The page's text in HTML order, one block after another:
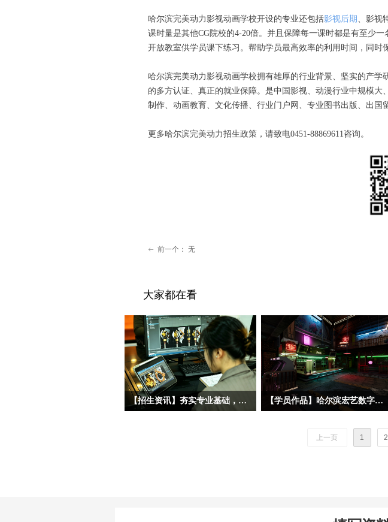
哈尔滨完美动力影视动画学校开设的专业还包括影视后期 、影视
课时量是其他CG院校的4-20倍。并且保障每一课时都是有至少
开放教室供学员课下练习。帮助学员最高效率的利用时间，同时
哈尔滨完美动力影视动画学校拥有雄厚的行业背景、坚实的产
的多方认证、真正的就业保障。是中国影视、动漫行业中规模
制作、动画教育、文化传播、行业门户网、专业图书出版、出国
更多哈尔滨完美动力招生政策，请致电0451-88869611咨询。
ꂃ 前一个： 无
【招生资讯】夯实专业基础，补齐技能短板——留学申校预科赋能，哈尔滨宏艺影视动画学校助你打造专业化作品集！ 【学员作品】哈尔滨宏艺数字基地学员三维作品——初级材质
三种不同美术风格——朋克夜店、科幻
工业和中世纪写实。三位同学的建模基
同的特点。作品在布置初期，授课老师
上一页 1 2
大家都在看